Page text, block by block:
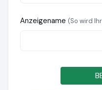
Anzeigename (So wird